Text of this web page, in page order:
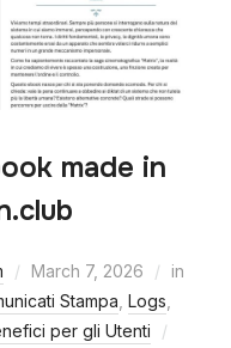
made in
March 7, 2026
in
Stampa Logs
per gli Utenti